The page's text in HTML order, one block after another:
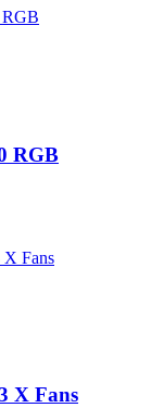
RGB
X Fans